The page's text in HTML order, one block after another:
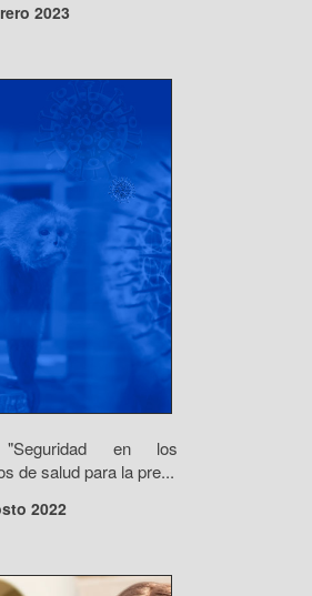
2023
en los
de salud para la pre...
2022